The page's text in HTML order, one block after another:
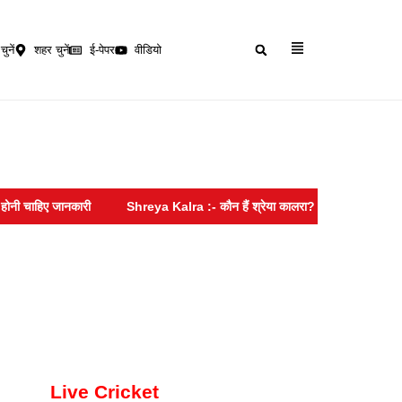
चुनें शहर चुनें ई-पेपर वीडियो
जानकारी Shreya Kalra :- कौन हैं श्रेया कालरा? ‘रोडीज’ में नहीं मिली
Live Cricket